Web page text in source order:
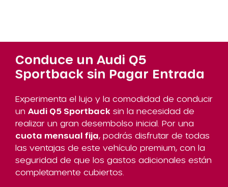
Conduce un Audi Q5
Sportback sin Pagar Entrada
Experimenta el lujo y la comodidad de conducir
un Audi Q5 Sportback sin la necesidad de
realizar un gran desembolso inicial. Por una
cuota mensual fija, podrás disfrutar de todas
las ventajas de este vehículo premium, con la
seguridad de que los gastos adicionales están
completamente cubiertos.